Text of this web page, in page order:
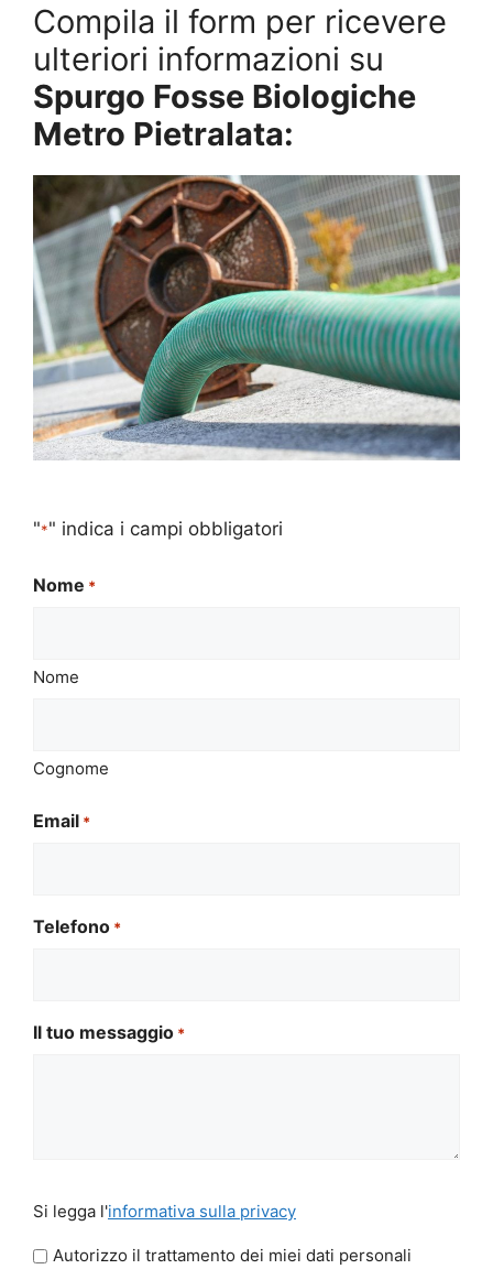
Compila il form per ricevere
ulteriori informazioni su
Spurgo Fosse Biologiche
Metro Pietralata:
"*" indica i campi obbligatori
Nome *
Nome
Cognome
Email *
Telefono *
Il tuo messaggio *
legga
l'informativa
Si legga l'informativa sulla privacy
Autorizzo il trattamento dei miei dati personali